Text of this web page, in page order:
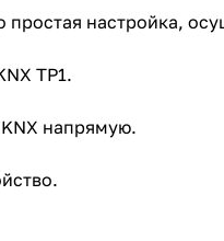
настройка,
TP1.
напрямую.